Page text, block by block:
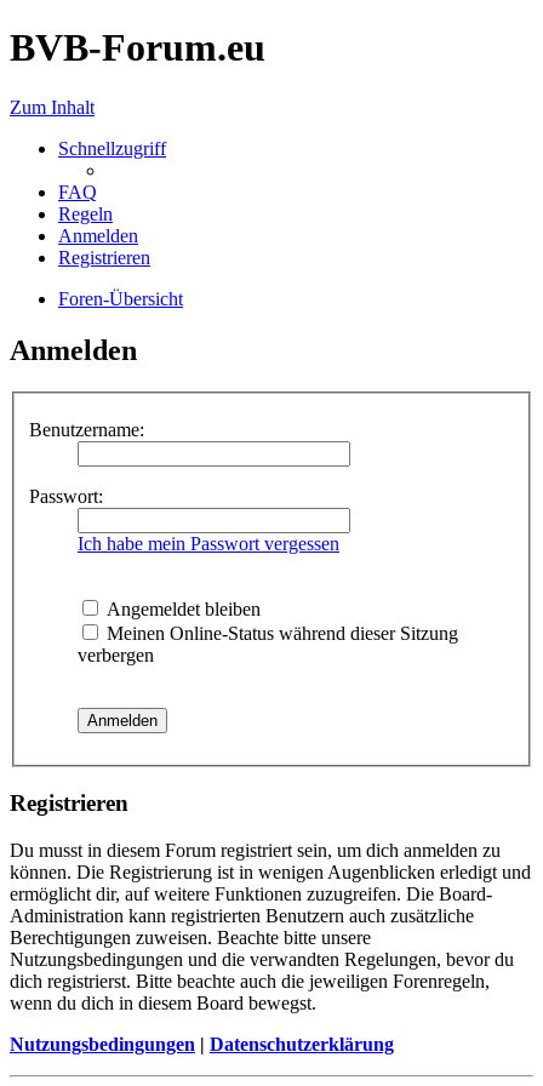
BVB-Forum.eu
Zum Inhalt
Schnellzugriff
FAQ
Regeln
Anmelden
Registrieren
Foren-Übersicht
Anmelden
Benutzername:
Passwort:
Ich habe mein Passwort vergessen
Angemeldet bleiben
Meinen Online-Status während dieser Sitzung
verbergen
Registrieren
Du musst in diesem Forum registriert sein, um dich anmelden zu
können. Die Registrierung ist in wenigen Augenblicken erledigt und
ermöglicht dir, auf weitere Funktionen zuzugreifen. Die Board-
Administration kann registrierten Benutzern auch zusätzliche
Berechtigungen zuweisen. Beachte bitte unsere
Nutzungsbedingungen und die verwandten Regelungen, bevor du
dich registrierst. Bitte beachte auch die jeweiligen Forenregeln,
wenn du dich in diesem Board bewegst.
Nutzungsbedingungen | Datenschutzerklärung